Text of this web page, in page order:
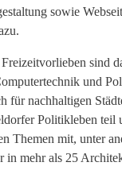
sowie
sind
und
für nachhaltigen
Politikleben teil
Themen mit, unter
in mehr als 25